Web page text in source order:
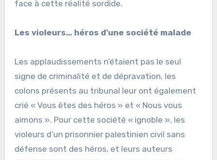
face à cette réalité sordide.
Les violeurs… héros d’une société malade
Les applaudissements n’étaient pas le seul
signe de criminalité et de dépravation, les
colons présents au tribunal leur ont également
crié « Vous êtes des héros » et « Nous vous
aimons ». Pour cette société « ignoble », les
violeurs d’un prisonnier palestinien civil sans
défense sont des héros, et leurs auteurs